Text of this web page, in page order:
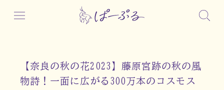
【奈良の秋の花2023】藤原宮跡の秋の風
物詩！一面に広がる300万本のコスモス